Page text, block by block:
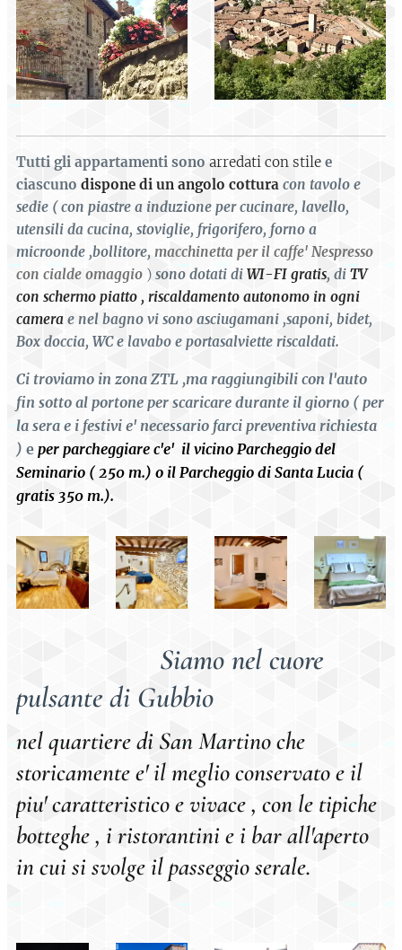
Tutti gli appartamenti sono arredati con stile e
ciascuno dispone di un angolo cottura con tavolo e
sedie ( con piastre a induzione per cucinare, lavello,
utensili da cucina, stoviglie, frigorifero, forno a
microonde ,bollitore, macchinetta per il caffe' Nespresso
con cialde omaggio ) sono dotati di WI-FI gratis, di TV
con schermo piatto , riscaldamento autonomo in ogni
camera e nel bagno vi sono asciugamani ,saponi, bidet,
Box doccia, WC e lavabo e portasalviette riscaldati.
Ci troviamo in zona ZTL ,ma raggiungibili con l'auto
fin sotto al portone per scaricare durante il giorno ( per
la sera e i festivi e' necessario farci preventiva richiesta
) e per parcheggiare c'e' il vicino Parcheggio del
Seminario ( 250 m.) o il Parcheggio di Santa Lucia (
gratis 350 m.).
Siamo nel cuore
pulsante di Gubbio
nel quartiere di San Martino che
storicamente e' il meglio conservatoe il
piu' caratteristico e vivace , con le tipiche
botteghe , i ristorantini e i bar all'aperto
in cui si svolge il passeggio serale.